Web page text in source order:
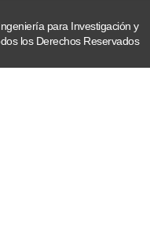
para Investigación y
los Derechos Reservados